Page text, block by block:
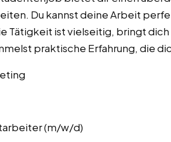
Du kannst deine Arbeit
Tätigkeit ist vielseitig, bringt
praktische Erfahrung, die
(m/w/d)